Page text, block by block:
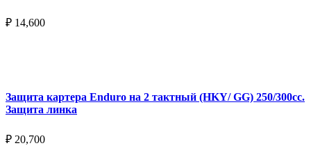
₽ 14,600
Защита картера Enduro на 2 тактный (HKY/ GG) 250/300cc.
Защита линка
₽ 20,700